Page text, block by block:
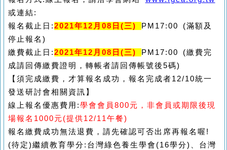
或連結:
報名截止日:2021年12月08日(三) PM17:00 (滿額及
停止報名)
繳費截止日:2021年12月08日(三) PM17:00 (繳費完
成請回傳繳費證明，轉帳者請回傳帳號後5碼)
【須完成繳費，才算報名成功，報名完成者12/10統一
發送研討會相關資訊】
線上報名優惠費用:學會會員800元，非會員或期限後現
場報名1000元(提供12/11午餐)
報名繳費成功無法退費，請先確認可否出席再報名喔!
(待定)繼續教育學分:台灣綠色養生學會(16學分)、台灣